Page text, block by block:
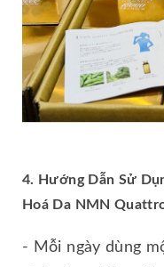
4. Hướng Dẫn Sử
Hoá Da NMN
- Mỗi ngày dùng